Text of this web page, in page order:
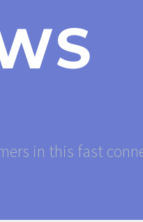
in this fast